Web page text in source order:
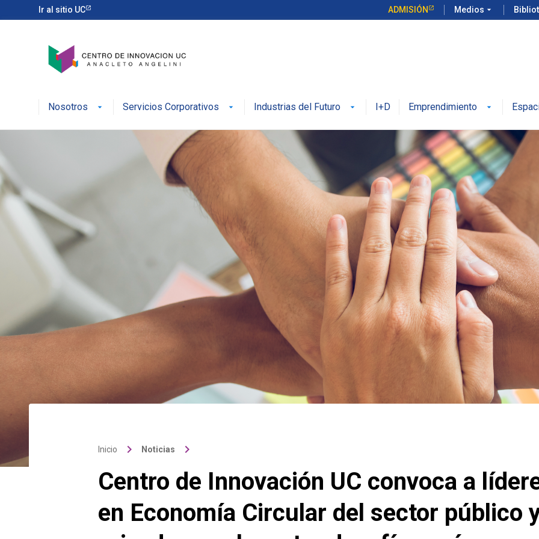
Ir al sitio UC ADMISIÓN Medios arrow_drop_down
Nosotros Servicios Corporativos Industrias del Futuro I+D Emprendimiento
Inicio keyboard_arrow_right Noticias keyboard_arrow_right
Centro de Innovación UC convoca a
en Economía Circular del sector público